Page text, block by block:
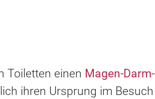
Toiletten einen Magen-Darm-
ihren Ursprung im Besuch